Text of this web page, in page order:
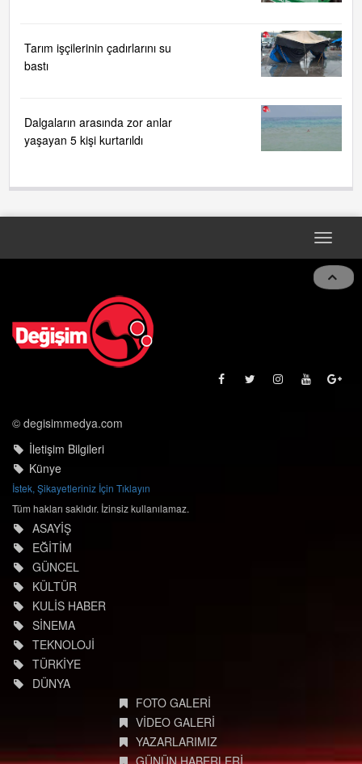
Tarım işçilerinin çadırlarını su
bastı
Dalgaların arasında zor anlar
yaşayan 5 kişi kurtarıldı
Toggle
© degisimmedya.com
İletişim Bilgileri
Künye
İstek, Şikayetleriniz İçin Tıklayın
Tüm hakları saklıdır. İzinsiz kullanılamaz.
ASAYİŞ
EĞİTİM
GÜNCEL
KÜLTÜR
KULİS HABER
SİNEMA
TEKNOLOJİ
TÜRKİYE
DÜNYA
FOTO GALERİ
VİDEO GALERİ
YAZARLARIMIZ
GÜNÜN HABERLERİ